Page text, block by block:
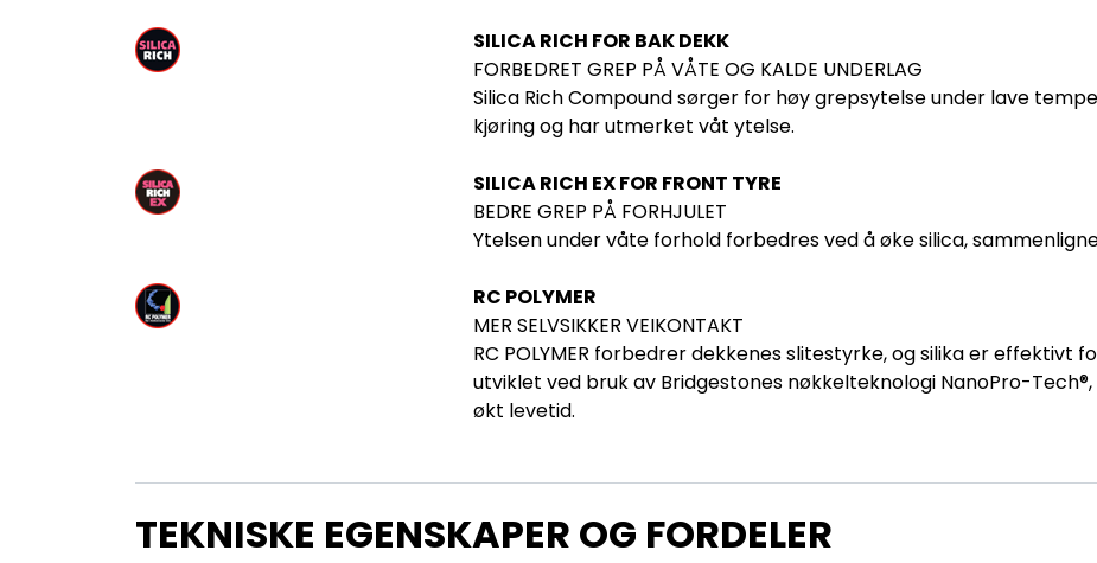
SILICA RICH FOR BAK DEKK
FORBEDRET GREP PÅ VÅTE OG KALDE UNDERLAG
Silica Rich Compound sørger for høy grepsytelse under lave
kjøring og har utmerket våt ytelse.
SILICA RICH EX FOR FRONT TYRE
BEDRE GREP PÅ FORHJULET
Ytelsen under våte forhold forbedres ved å øke silica,
RC POLYMER
MER SELVSIKKER VEIKONTAKT
RC POLYMER forbedrer dekkenes slitestyrke, og silika er effektivt
utviklet ved bruk av Bridgestones nøkkelteknologi NanoPro-
økt levetid.
TEKNISKE EGENSKAPER OG FORDELER